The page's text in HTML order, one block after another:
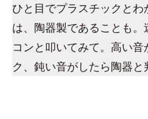
ひと目でプラスチックと
は、陶器製であることも
コンと叩いてみて。高い音
ク、鈍い音がしたら陶器と